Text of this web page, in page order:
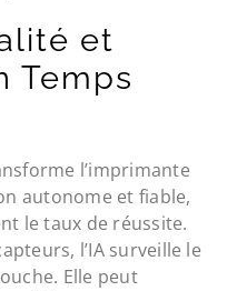
et
Temps
l’imprimante
autonome et fiable,
le taux de réussite.
l’IA surveille le
Elle peut